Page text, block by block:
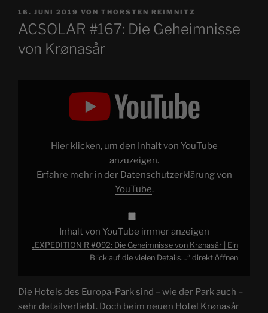
VERÖFFENTLICHT
AM
16. JUNI 2019 VON THORSTEN REIMNITZ
ACSOLAR #167: Die Geheimnisse
von Krønasår
Hier klicken, um den Inhalt von YouTube
anzuzeigen.
Erfahre mehr in der Datenschutzerklärung von
YouTube.
Inhalt von YouTube immer anzeigen
„EXPEDITION R #092: Die Geheimnisse von Krønasår | Ein
Blick auf die vielen Details…“ direkt öffnen
Die Hotels des Europa-Park sind – wie der Park auch –
sehr detailverliebt. Doch beim neuen Hotel Krønasår